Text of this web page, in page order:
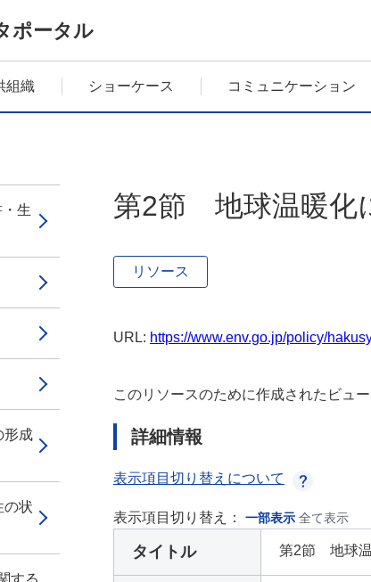
ポータル
組織 ショーケース コミュニケーション
生
成
状
する
第2節 地球温暖化
リソース
URL: https://www.env.go.jp/policy/
このリソースのために作成されたビュ
詳細情報
表示項目切り替えについて
表示項目切り替え： 一部表示 全て表示
タイトル 第2節 地球温